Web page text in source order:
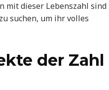
mit dieser Lebenszahl sind
suchen, um ihr volles
der Zahl